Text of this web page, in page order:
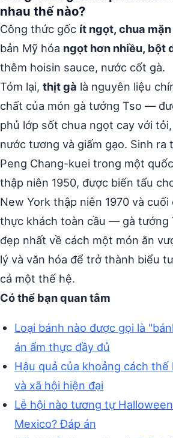
nhau thế nào?
Công thức gốc ít ngọt, chua
bản Mỹ hóa ngọt hơn nhiều, bột
thêm hoisin sauce, nước cốt gà.
Tóm lại, thịt gà là nguyên liệu
chất của món gà tướng Tso —
phủ lớp sốt chua ngọt cay với
nước tương và giấm gạo. Sinh ra
Peng Chang-kuei trong một
thập niên 1950, được biến tấu
New York thập niên 1970 và
thực khách toàn cầu — gà tướng
đẹp nhất về cách một món ăn
lý và văn hóa để trở thành biểu
cả một thế hệ.
Có thể bạn quan tâm
Loại bánh nào được gọi là
án ẩm thực đầy đủ
Hậu quả của khoảng cách
và xã hội hiện đại
Lễ hội nào tương tự
Mexico? Đáp án